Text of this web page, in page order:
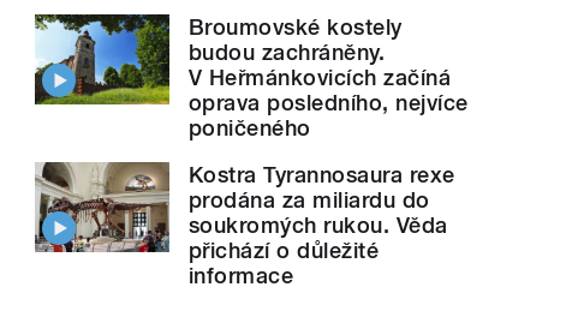
Broumovské kostely
budou zachráněny.
V Heřmánkovicích začíná
oprava posledního, nejvíce
poničeného
Kostra Tyrannosaura rexe
prodána za miliardu do
soukromých rukou. Věda
přichází o důležité
informace